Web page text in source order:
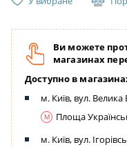
Ви можете
магазинах
Доступно в
м. Київ, вул. Велика
Площа
м. Київ, вул.